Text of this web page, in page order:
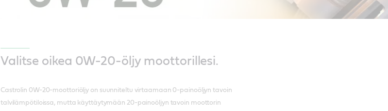
Valitse oikea 0W-20-öljy moottorillesi.
Castrolin 0W-20-moottoriöljy on suunniteltu virtaamaan 0-painoöljyn tavoin
talvilämpötiloissa, mutta käyttäytymään 20-painoöljyn tavoin moottorin